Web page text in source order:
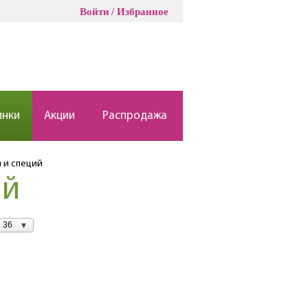
Войти Избранное
Акции Распродажа
и специй
36